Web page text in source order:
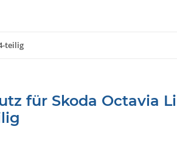
teilig
für Skoda Octavia